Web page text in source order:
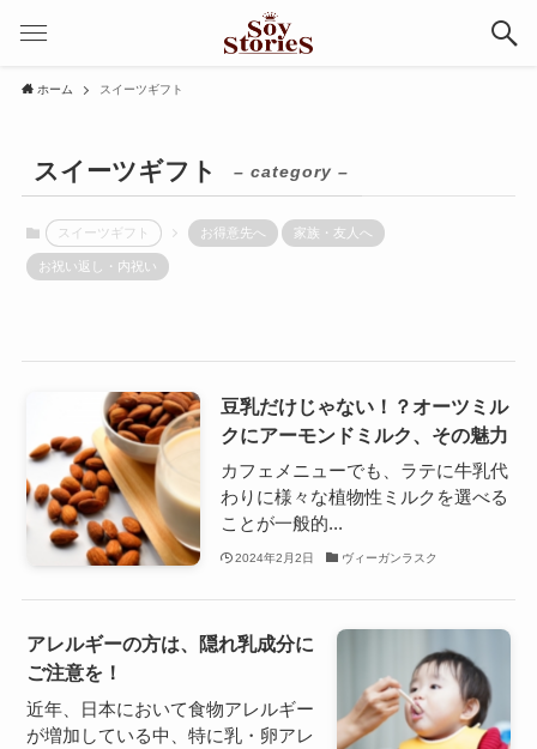
ホーム スイーツギフト
スイーツギフト – category –
スイーツギフト お得意先へ 家族・友人へ
お祝い返し・内祝い
豆乳だけじゃない！？オーツミル
クにアーモンドミルク、その魅力
カフェメニューでも、ラテに牛乳代
わりに様々な植物性ミルクを選べる
ことが一般的...
2024年2月2日 ヴィーガンラスク
アレルギーの方は、隠れ乳成分に
ご注意を！
近年、日本において食物アレルギー
が増加している中、特に乳・卵アレ